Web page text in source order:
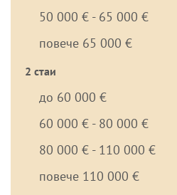
50 000 € - 65 000 €
повече 65 000 €
2 стаи
до 60 000 €
60 000 € - 80 000 €
80 000 € - 110 000 €
повече 110 000 €